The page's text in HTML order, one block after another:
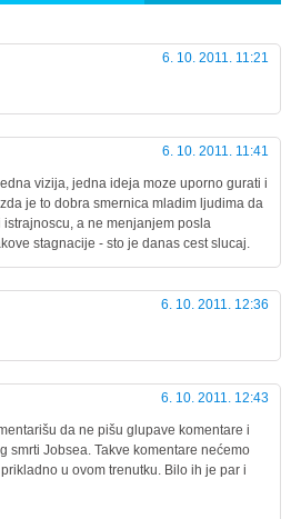
6. 10. 2011. 11:21
6. 10. 2011. 11:41
vizija, jedna ideja moze uporno gurati i
je to dobra smernica mladim ljudima da
a ne menjanjem posla
stagnacije - sto je danas cest slucaj.
6. 10. 2011. 12:36
6. 10. 2011. 12:43
da ne pišu glupave komentare i
smrti Jobsea. Takve komentare nećemo
u ovom trenutku. Bilo ih je par i